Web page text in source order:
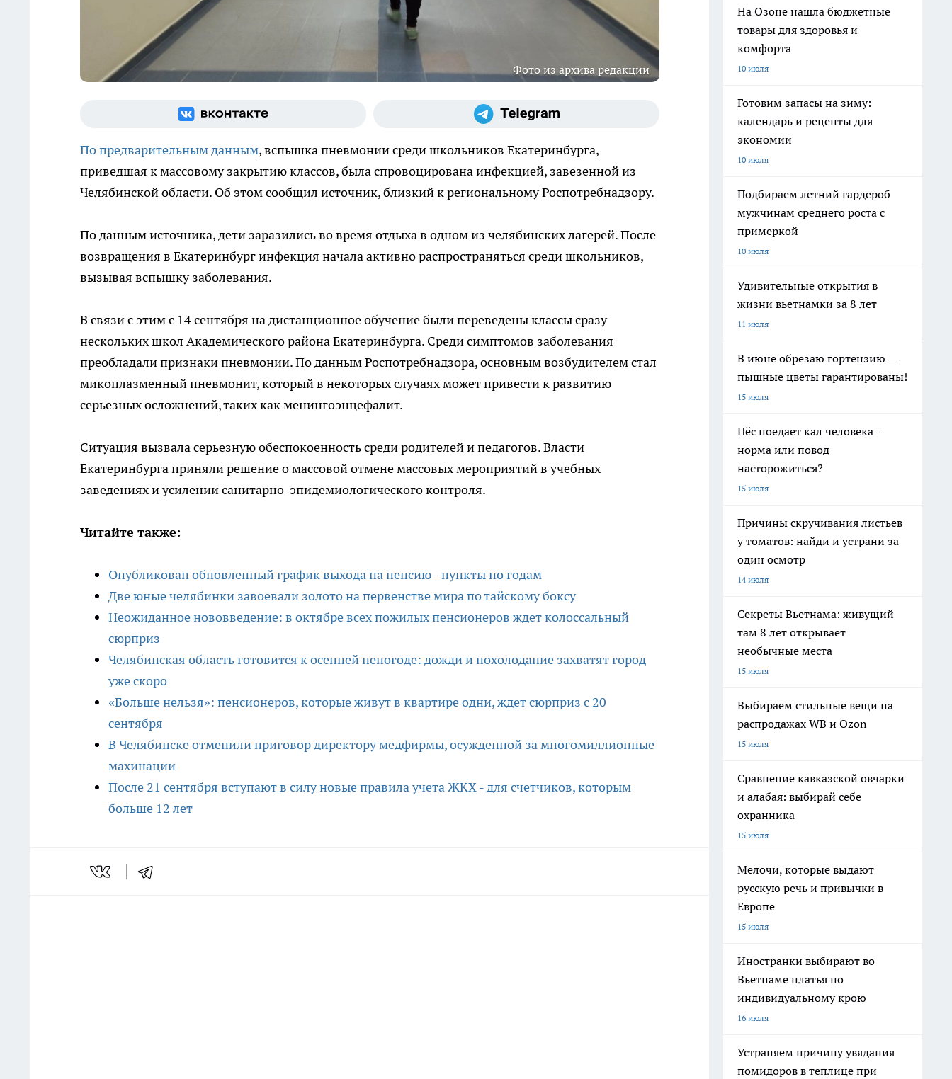
Фото из архива редакции
По предварительным данным, вспышка пневмонии среди школьников Екатеринбурга,
приведшая к массовому закрытию классов, была спровоцирована инфекцией, завезенной из
Челябинской области. Об этом сообщил источник, близкий к региональному Роспотребнадзору.
По данным источника, дети заразились во время отдыха в одном из челябинских лагерей. После
возвращения в Екатеринбург инфекция начала активно распространяться среди школьников,
вызывая вспышку заболевания.
В связи с этим с 14 сентября на дистанционное обучение были переведены классы сразу
нескольких школ Академического района Екатеринбурга. Среди симптомов заболевания
преобладали признаки пневмонии. По данным Роспотребнадзора, основным возбудителем стал
микоплазменный пневмонит, который в некоторых случаях может привести к развитию
серьезных осложнений, таких как менингоэнцефалит.
Ситуация вызвала серьезную обеспокоенность среди родителей и педагогов. Власти
Екатеринбурга приняли решение о массовой отмене массовых мероприятий в учебных
заведениях и усилении санитарно-эпидемиологического контроля.
Читайте также:
Опубликован обновленный график выхода на пенсию - пункты по годам
Две юные челябинки завоевали золото на первенстве мира по тайскому боксу
Неожиданное нововведение: в октябре всех пожилых пенсионеров ждет колоссальный
сюрприз
Челябинская область готовится к осенней непогоде: дожди и похолодание захватят город
уже скоро
«Больше нельзя»: пенсионеров, которые живут в квартире одни, ждет сюрприз с 20
сентября
В Челябинске отменили приговор директору медфирмы, осужденной за многомиллионные
махинации
После 21 сентября вступают в силу новые правила учета ЖКХ - для счетчиков, которым
больше 12 лет
На Озоне нашла бюджетные
товары для здоровья и
комфорта
10 июля
Готовим запасы на зиму:
календарь и рецепты для
экономии
10 июля
Подбираем летний гардероб
мужчинам среднего роста с
примеркой
10 июля
Удивительные открытия в
жизни вьетнамки за 8 лет
11 июля
В июне обрезаю гортензию —
пышные цветы гарантированы!
15 июля
Пёс поедает кал человека –
норма или повод
насторожиться?
15 июля
Причины скручивания листьев
у томатов: найди и устрани за
один осмотр
14 июля
Секреты Вьетнама: живущий
там 8 лет открывает
необычные места
15 июля
Выбираем стильные вещи на
распродажах WB и Ozon
15 июля
Сравнение кавказской овчарки
и алабая: выбирай себе
охранника
15 июля
Мелочи, которые выдают
русскую речь и привычки в
Европе
15 июля
Иностранки выбирают во
Вьетнаме платья по
индивидуальному крою
16 июля
Устраняем причину увядания
помидоров в теплице при